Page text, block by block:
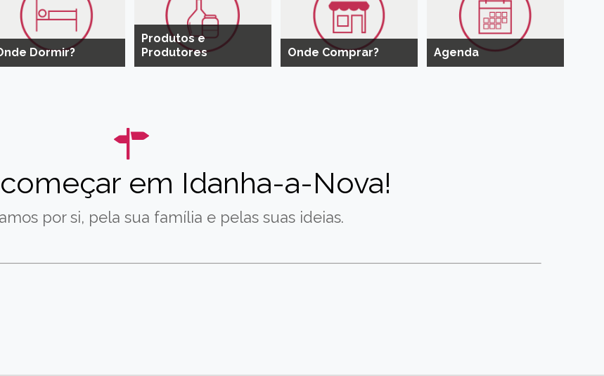
Dormir?
Produtos e
Produtores
Onde Comprar? Agenda
em Idanha-a-Nova!
por si, pela sua família e pelas suas ideias.